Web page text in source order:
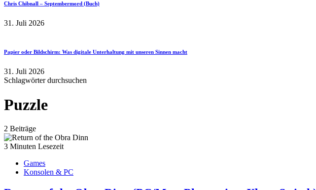
Chris Chibnall – Septembermord (Buch)
31. Juli 2026
Papier oder Bildschirm: Was digitale Unterhaltung mit unseren Sinnen macht
31. Juli 2026
Schlagwörter durchsuchen
Puzzle
2 Beiträge
3 Minuten Lesezeit
Games
Konsolen & PC